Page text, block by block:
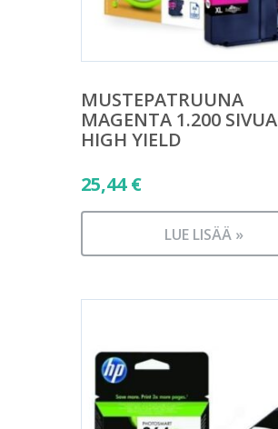
MUSTEPATRUUNA
MAGENTA 1.200 SIVUA
HIGH YIELD
25,44€
LUE LISÄÄ »